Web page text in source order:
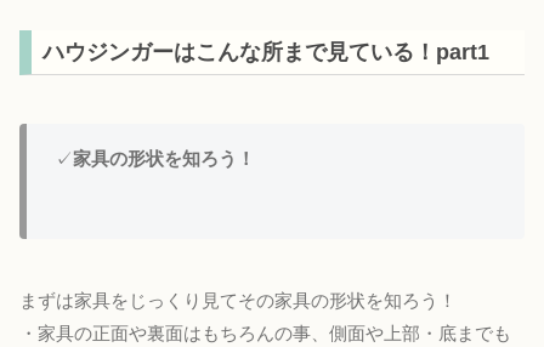
ハウジンガーはこんな所まで見ている！part1
✓家具の形状を知ろう！
まずは家具をじっくり見てその家具の形状を知ろう！
・家具の正面や裏面はもちろんの事、側面や上部・底までも